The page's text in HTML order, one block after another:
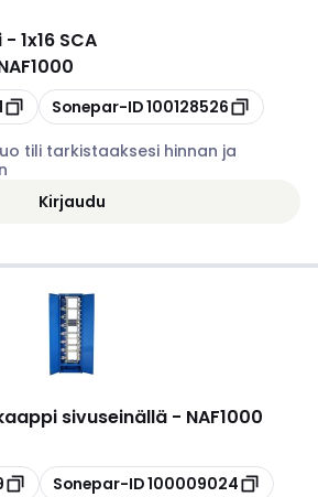
1x16 SCA
Kopioi
Sonepar-ID100128526
tili tarkistaaksesi hinnan ja
Kirjaudu
sivuseinällä - NAF1000
Kopioi
Sonepar-ID100009024